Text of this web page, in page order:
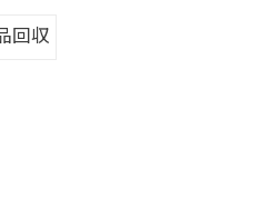
回収
わせはこちら